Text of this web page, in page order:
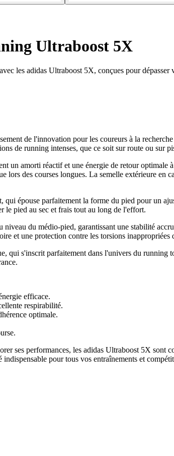
Ultraboost 5X
les adidas Ultraboost 5X, conçues pour dépasser
de l'innovation pour les coureurs à la
de running intenses, que ce soit sur route ou sur
un amorti réactif et une énergie de retour
des courses longues. La semelle extérieure
épouse parfaitement la forme du pied pour un
le pied au sec et frais tout au long de l'effort.
du médio-pied, garantissant une stabilité
et une protection contre les torsions inappropriées
qui s'inscrit parfaitement dans l'univers du
efficace.
respirabilité.
optimale.
ses performances, les adidas Ultraboost 5X
pour tous vos entraînements et